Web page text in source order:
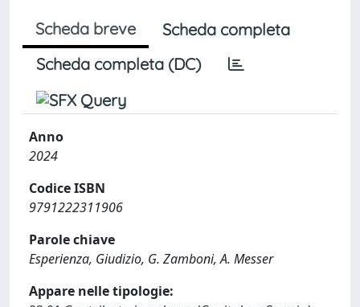
Scheda breve
Scheda completa
Scheda completa (DC)
Anno
2024
Codice ISBN
9791222311906
Parole chiave
Esperienza, Giudizio, G. Zamboni, A. Messer
Appare nelle tipologie: